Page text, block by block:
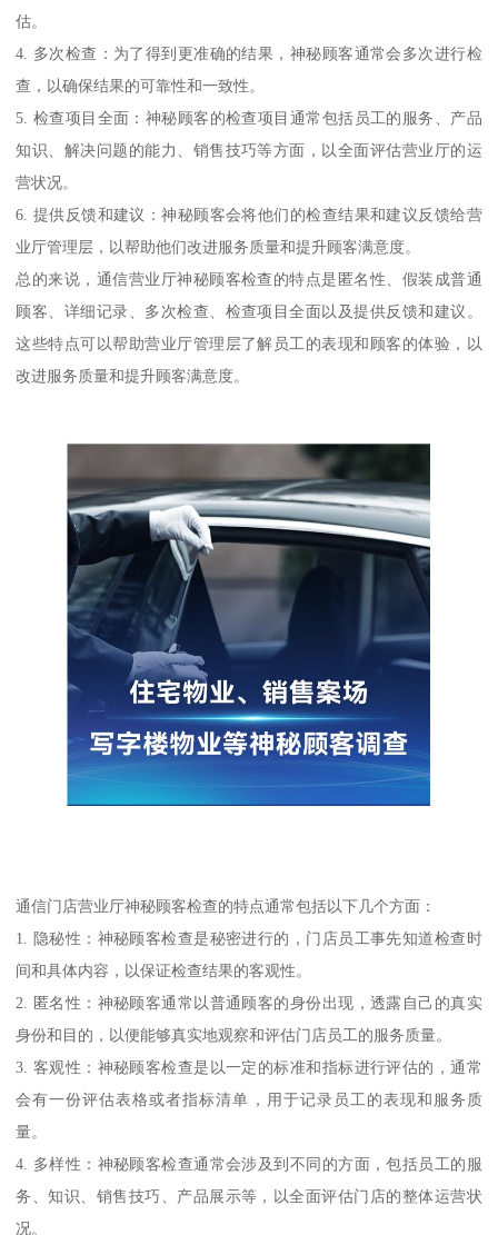
估。
4. 多次检查：为了得到更准确的结果，神秘顾客通常会多次进行检
查，以确保结果的可靠性和一致性。
5. 检查项目全面：神秘顾客的检查项目通常包括员工的服务、产品
知识、解决问题的能力、销售技巧等方面，以全面评估营业厅的运
营状况。
6. 提供反馈和建议：神秘顾客会将他们的检查结果和建议反馈给营
业厅管理层，以帮助他们改进服务质量和提升顾客满意度。
总的来说，通信营业厅神秘顾客检查的特点是匿名性、假装成普通
顾客、详细记录、多次检查、检查项目全面以及提供反馈和建议。
这些特点可以帮助营业厅管理层了解员工的表现和顾客的体验，以
改进服务质量和提升顾客满意度。
通信门店营业厅神秘顾客检查的特点通常包括以下几个方面：
1. 隐秘性：神秘顾客检查是秘密进行的，门店员工事先知道检查时
间和具体内容，以保证检查结果的客观性。
2. 匿名性：神秘顾客通常以普通顾客的身份出现，透露自己的真实
身份和目的，以便能够真实地观察和评估门店员工的服务质量。
3. 客观性：神秘顾客检查是以一定的标准和指标进行评估的，通常
会有一份评估表格或者指标清单，用于记录员工的表现和服务质
量。
4. 多样性：神秘顾客检查通常会涉及到不同的方面，包括员工的服
务、知识、销售技巧、产品展示等，以全面评估门店的整体运营状
况。